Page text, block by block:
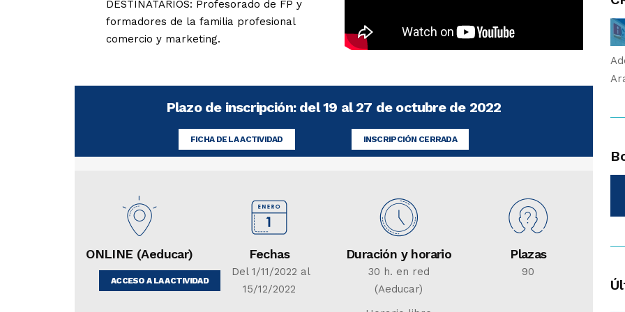
DESTINATARIOS: Profesorado de FP y
formadores de la familia profesional
comercio y marketing.
Plazo de inscripción: del 19 al 27 de octubre de 2022
FICHA DE LA ACTIVIDAD INSCRIPCIÓN CERRADA
ONLINE (Aeducar)
ACCESO A LA ACTIVIDAD
Fechas
Del 1/11/2022 al
15/12/2022
Duración y horario
30 h. en red
(Aeducar)
Plazas
90